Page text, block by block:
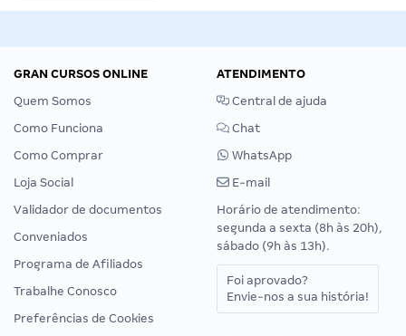
GRAN CURSOS ONLINE
Quem Somos
Como Funciona
Como Comprar
Loja Social
Validador de documentos
Conveniados
Programa de Afiliados
Trabalhe Conosco
Preferências de Cookies
ATENDIMENTO
Central de ajuda
Chat
WhatsApp
E-mail
Horário de atendimento:
segunda a sexta (8h às 20h),
sábado (9h às 13h).
Foi aprovado?
Envie-nos a sua história!